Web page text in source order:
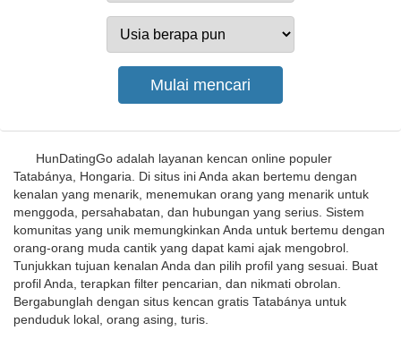
HunDatingGo adalah layanan kencan online populer
Tatabánya, Hongaria. Di situs ini Anda akan bertemu dengan
kenalan yang menarik, menemukan orang yang menarik untuk
menggoda, persahabatan, dan hubungan yang serius. Sistem
komunitas yang unik memungkinkan Anda untuk bertemu dengan
orang-orang muda cantik yang dapat kami ajak mengobrol.
Tunjukkan tujuan kenalan Anda dan pilih profil yang sesuai. Buat
profil Anda, terapkan filter pencarian, dan nikmati obrolan.
Bergabunglah dengan situs kencan gratis Tatabánya untuk
penduduk lokal, orang asing, turis.